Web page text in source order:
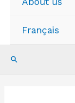
Français
Search